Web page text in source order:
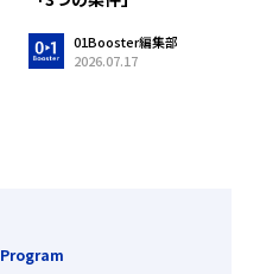
01Booster編集部
2026.07.17
Program